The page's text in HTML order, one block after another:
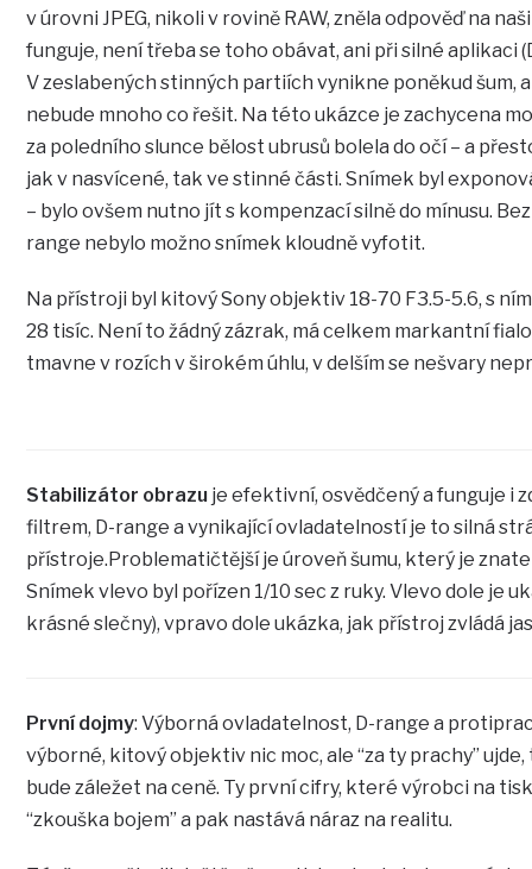
v úrovni JPEG, nikoli v rovině RAW, zněla odpověď na
funguje, není třeba se toho obávat, ani při silné aplikaci
V zeslabených stinných partiích vynikne poněkud šum,
nebude mnoho co řešit. Na této ukázce je zachycena
za poledního slunce bělost ubrusů bolela do očí – a
jak v nasvícené, tak ve stinné části. Snímek byl
– bylo ovšem nutno jít s kompenzací silně do mínusu.
range nebylo možno snímek kloudně vyfotit.
Na přístroji byl kitový Sony objektiv 18-70 F3.5-5.6, s
28 tisíc. Není to žádný zázrak, má celkem markantní
tmavne v rozích v širokém úhlu, v delším se nešvary
Stabilizátor obrazu je efektivní, osvědčený a funguje i
filtrem, D-range a vynikající ovladatelností je to silná
přístroje.Problematičtější je úroveň šumu, který je
Snímek vlevo byl pořízen 1/10 sec z ruky. Vlevo dole je
krásné slečny), vpravo dole ukázka, jak přístroj zvládá
První dojmy: Výborná ovladatelnost, D-range a
výborné, kitový objektiv nic moc, ale “za ty prachy” ujde,
bude záležet na ceně. Ty první cifry, které výrobci na
“zkouška bojem” a pak nastává náraz na realitu.